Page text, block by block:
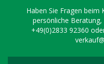
Haben Sie Fragen beim
persönliche
+49(0)2833 92360